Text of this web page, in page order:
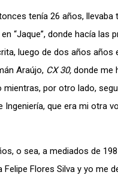
tenía 26 años, llevaba
“Jaque”, donde hacía las
luego de dos años años
Araújo, CX 30, donde me
mientras, por otro lado,
Ingeniería, que era mi otra
o sea, a mediados de
Felipe Flores Silva y yo me